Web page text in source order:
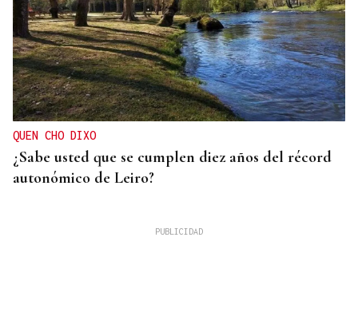
QUEN CHO DIXO
¿Sabe usted que se cumplen diez años del récord
autonómico de Leiro?